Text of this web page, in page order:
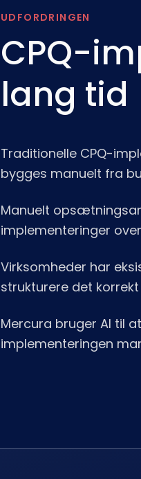
UDFORDRINGEN
CPQ-
lang tid
Traditionelle CPQ-
bygges manuelt fra
Manuelt
implementeringer
Virksomheder har
strukturere det
Mercura bruger AI til
implementeringen